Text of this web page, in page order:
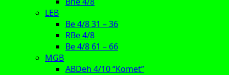
LEB
Be 4/8 31 – 36
RBe 4/8
Be 4/8 61 – 66
MGB
ABDeh 4/10 “Komet”